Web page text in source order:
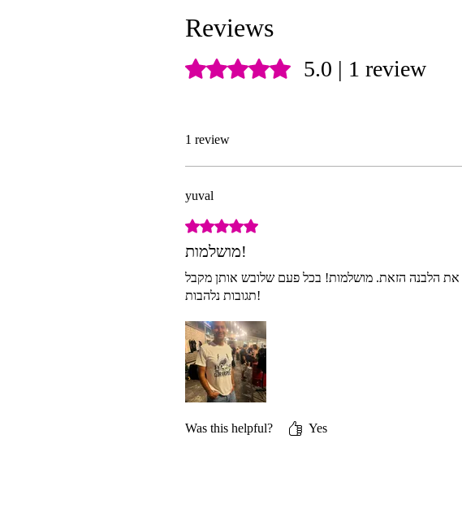
Reviews
Rated 5 out of 5 stars.5.0 | 1 review
1 review
yuval
Rated 5 out of 5 stars.
מושלמות!
שנה ועכשיו בבארבי את הלבנה הזאת. מושלמות! בכל פעם שלובש אותן מקבל
תגובות נלהבות!
Was this helpful? Yes